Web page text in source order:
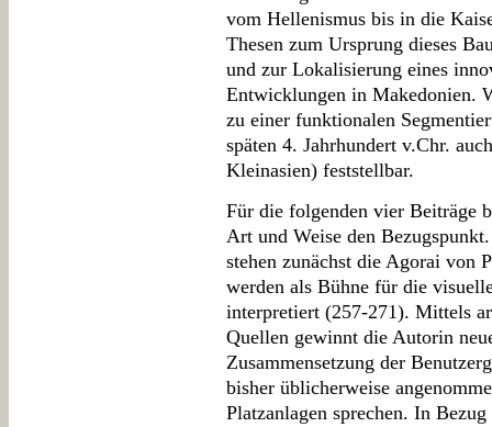
vom Hellenismus bis in die
Thesen zum Ursprung dieses
und zur Lokalisierung eines
Entwicklungen in Makedonien.
zu einer funktionalen
späten 4. Jahrhundert v.Chr.
Kleinasien) feststellbar.
Für die folgenden vier Beiträge
Art und Weise den
stehen zunächst die Agorai von
werden als Bühne für die
interpretiert (257-271). Mittels
Quellen gewinnt die Autorin
Zusammensetzung der
bisher üblicherweise
Platzanlagen sprechen. In